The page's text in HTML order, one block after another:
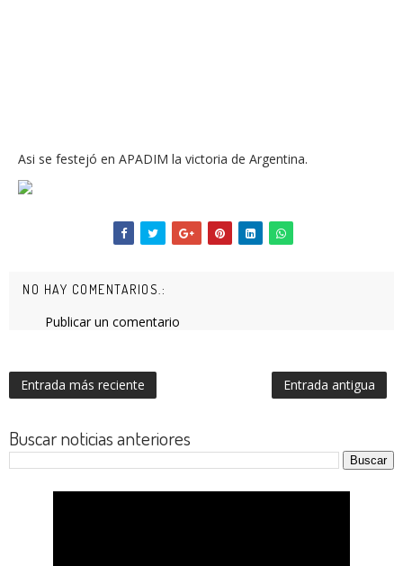
Asi se festejó en APADIM la victoria de Argentina.
NO HAY COMENTARIOS.:
Publicar un comentario
Entrada más reciente Entrada antigua
Buscar noticias anteriores